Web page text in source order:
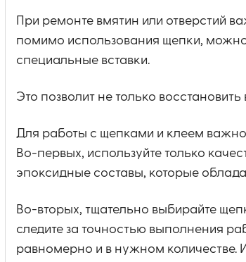
При ремонте вмятин или отверстий
помимо использования щепки,
специальные вставки.
Это позволит не только
Для работы с щепками и клеем
Во-первых, используйте только
эпоксидные составы, которые
Во-вторых, тщательно выбирайте
следите за точностью выполнения
равномерно и в нужном количестве.